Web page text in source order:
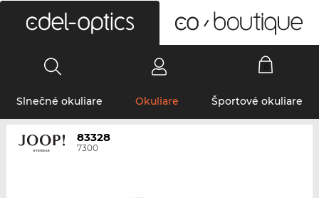
Slnečné okuliare Okuliare Športové okuliare
83328
7300